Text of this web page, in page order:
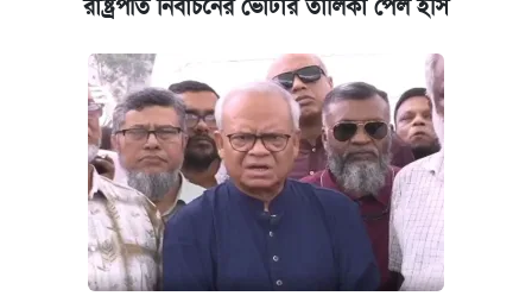
রাষ্ট্রপতি নির্বাচনের ভোটার তালিকা পেল ইসি